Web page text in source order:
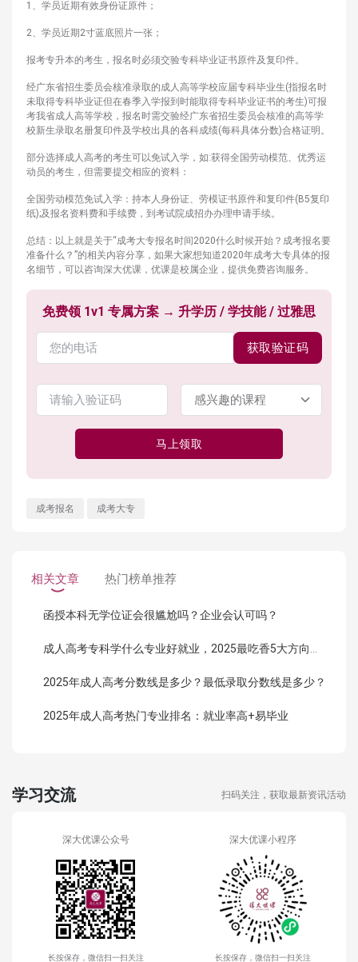
1、学员近期有效身份证原件；
2、学员近期2寸蓝底照片一张；
报考专升本的考生，报名时必须交验专科毕业证书原件及复印件。
经广东省招生委员会核准录取的成人高等学校应届专科毕业生(指报名时
未取得专科毕业证但在春季入学报到时能取得专科毕业证书的考生)可报
考我省成人高等学校，报名时需交验经广东省招生委员会核准的高等学
校新生录取名册复印件及学校出具的各科成绩(每科具体分数)合格证明。
部分选择成人高考的考生可以免试入学，如:获得全国劳动模范、优秀运
动员的考生，但需要提交相应的资料：
全国劳动模范免试入学：持本人身份证、劳模证书原件和复印件(B5复印
纸);及报名资料费和手续费，到考试院成招办办理申请手续。
总结：以上就是关于“成考大专报名时间2020什么时候开始？成考报名要
准备什么？”的相关内容分享，如果大家想知道2020年成考大专具体的报
名细节，可以咨询深大优课，优课是校属企业，提供免费咨询服务。
免费领 1v1 专属方案 → 升学历 / 学技能 / 过雅思
获取验证码
马上领取
成考报名 成考大专
相关文章 热门榜单推荐
函授本科无学位证会很尴尬吗？企业会认可吗？
成人高考专科学什么专业好就业，2025最吃香5大方向曝光！
2025年成人高考分数线是多少？最低录取分数线是多少？
2025年成人高考热门专业排名：就业率高+易毕业
学习交流 扫码关注，获取最新资讯活动
深大优课公众号
长按保存，微信扫一扫关注
深大优课小程序
长按保存，微信扫一扫关注